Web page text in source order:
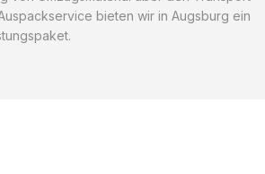
bieten wir in Augsburg ein